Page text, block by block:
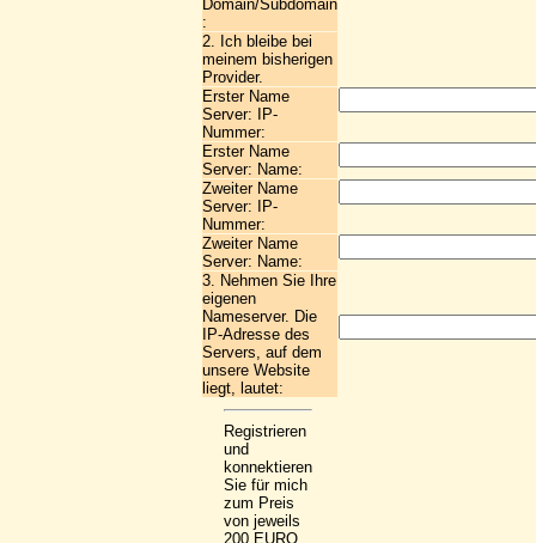
Domain/Subdomain
:
2. Ich bleibe bei
meinem bisherigen
Provider.
Erster Name
Server: IP-
Nummer:
Erster Name
Server: Name:
Zweiter Name
Server: IP-
Nummer:
Zweiter Name
Server: Name:
3. Nehmen Sie Ihre
eigenen
Nameserver. Die
IP-Adresse des
Servers, auf dem
unsere Website
liegt, lautet:
Registrieren
und
konnektieren
Sie für mich
zum Preis
von jeweils
200 EURO